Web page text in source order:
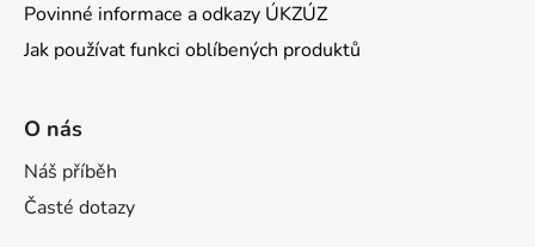
Povinné informace a odkazy ÚKZÚZ
Jak používat funkci oblíbených produktů
O nás
Náš příběh
Časté dotazy